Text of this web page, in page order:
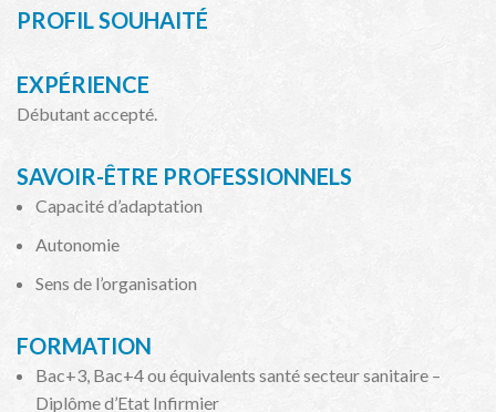
PROFIL SOUHAITÉ
EXPÉRIENCE
Débutant accepté.
SAVOIR-ÊTRE PROFESSIONNELS
Capacité d’adaptation
Autonomie
Sens de l’organisation
FORMATION
Bac+3, Bac+4 ou équivalents santé secteur sanitaire –
Diplôme d’Etat Infirmier